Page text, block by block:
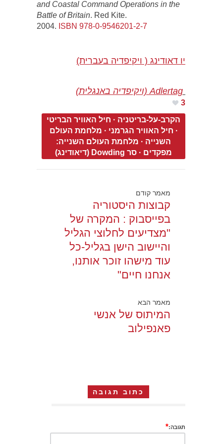
and Coastal Command Operations in the
Battle of Britain. Red Kite.
2004. ISBN 978-0-9546201-2-7
יו דאודינג ( ויקיפדיה בעברית)
Adlertag (ויקיפדיה באנגלית)
3
הקרב-על-בריטניה · חיל האוויר הבריטי
· חיל האוויר הגרמני · מלחמת העולם
השנייה · מלחמת העולם השנייה:
מפקדים · סר Dowding (דיאודינג)
מאמר קודם
קבוצות היסטוריה
בפייסבוק : המקרה של
"מצדיעים לחלוצי הגליל
והיישוב הישן בגליל-כל
עוד מישהו זוכר אותנו,
אנחנו חיים"
מאמר הבא
המיתוס של אנשי
פאנפילוב
כתוב תגובה
תגובה:*